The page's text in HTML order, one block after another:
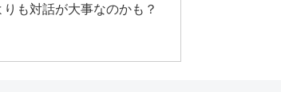
も対話が大事なのかも？